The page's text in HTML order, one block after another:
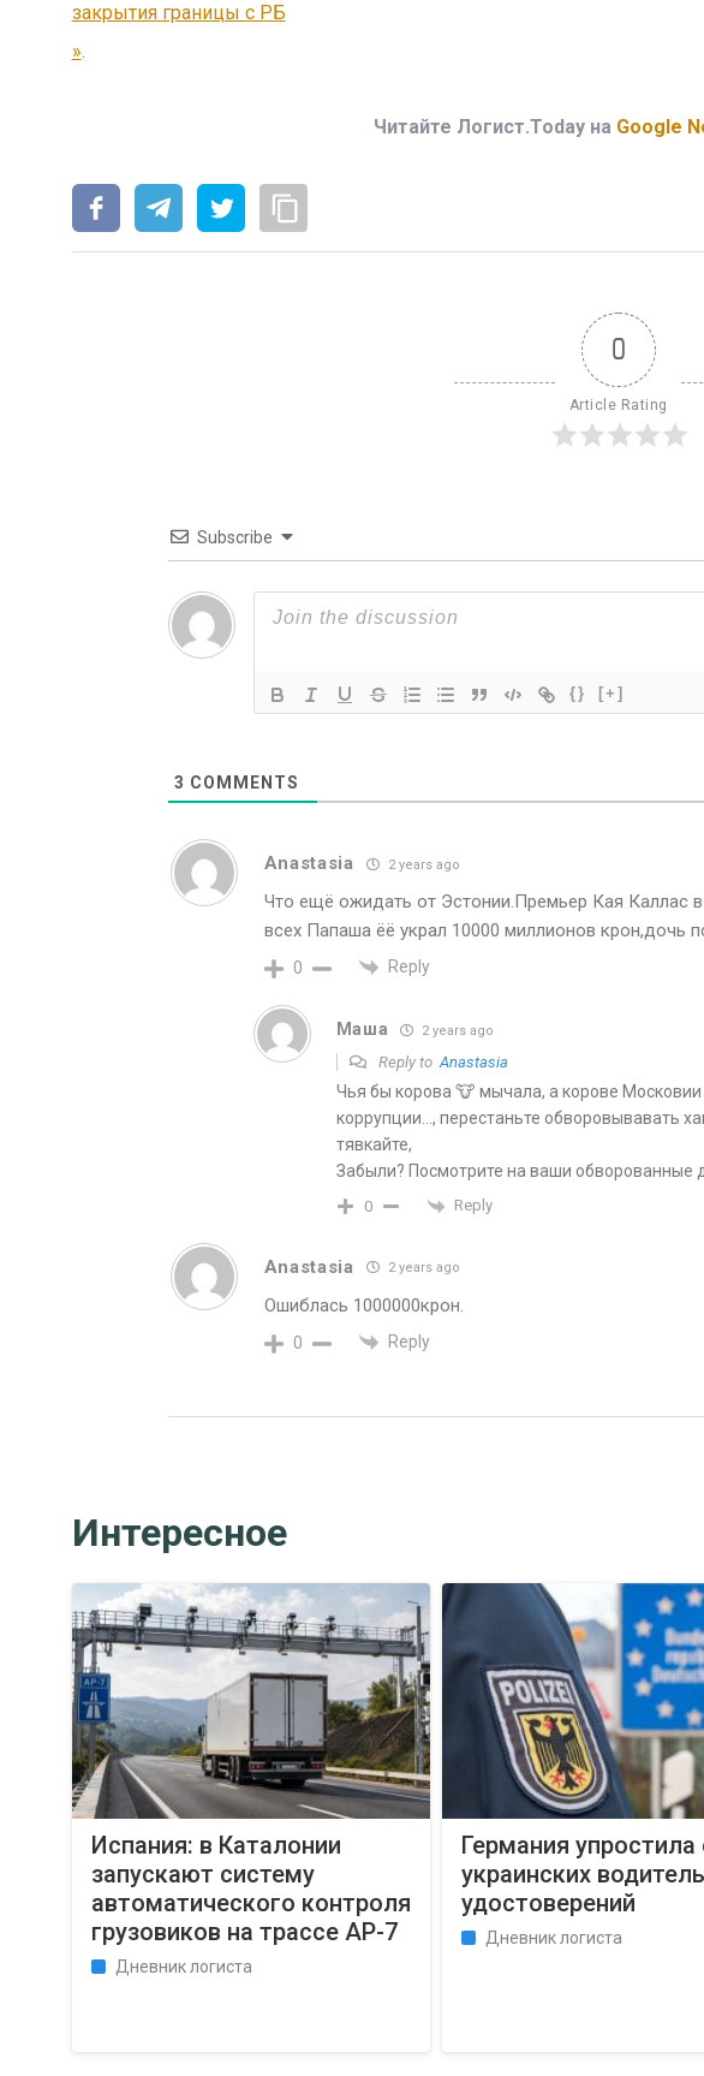
закрытия границы с РБ
».
Читайте Логист.Today на Google
0
Article Rating
Subscribe
{} [+]
3 COMMENTS
Аnastasia 2 years ago
Что ещё ожидать от Эстонии.Премьер Кая Каллас
всех Папаша ёё украл 10000 миллионов крон,дочь
0 Reply
Маша 2 years ago
Reply toАnastasia
Чья бы корова 🐮 мычала, а корове
коррупции…, перестаньте обворовывавать
тявкайте,
Забыли? Посмотрите на ваши обворованные
0 Reply
Аnastasia 2 years ago
Ошиблась 1000000крон.
0 Reply
Интересное
Испания: в Каталонии
запускают систему
автоматического контроля
грузовиков на трассе AP-7
Дневник логиста
Германия
украинских
удостоверений
Дневник логиста